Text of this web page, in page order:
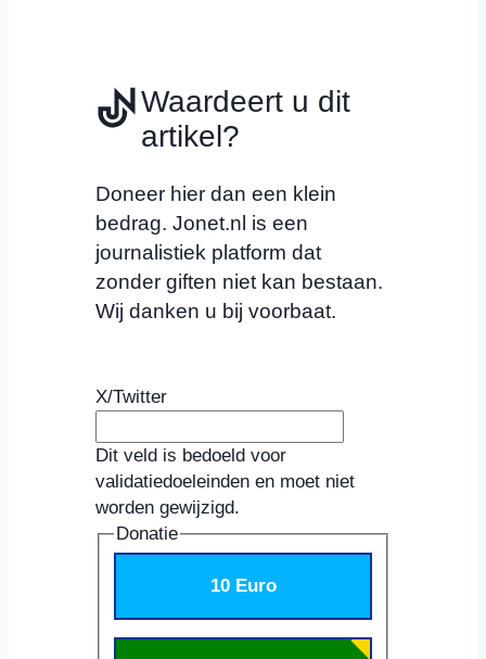
Waardeert u dit
artikel?
Doneer hier dan een klein
bedrag. Jonet.nl is een
journalistiek platform dat
zonder giften niet kan bestaan.
Wij danken u bij voorbaat.
X/Twitter
Dit veld is bedoeld voor
validatiedoeleinden en moet niet
worden gewijzigd.
Donatie
10 Euro